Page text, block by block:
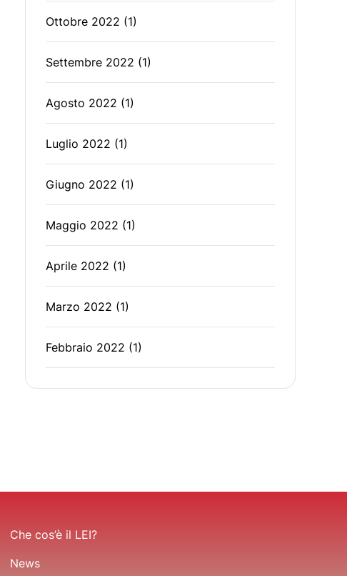
Ottobre 2022 (1)
Settembre 2022 (1)
Agosto 2022 (1)
Luglio 2022 (1)
Giugno 2022 (1)
Maggio 2022 (1)
Aprile 2022 (1)
Marzo 2022 (1)
Febbraio 2022 (1)
Che cos’è il LEI?
News